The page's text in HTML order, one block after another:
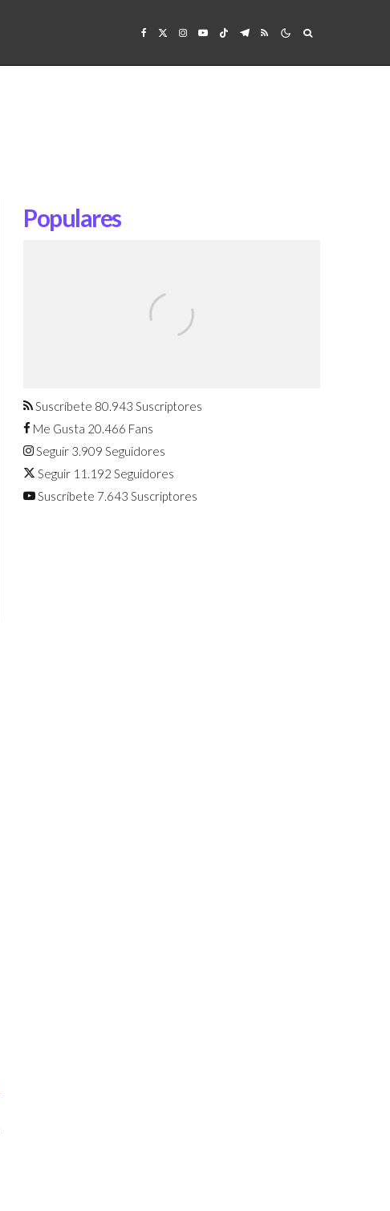
Populares
agosto
Suscríbete 80.943 Suscriptores
Me Gusta 20.466 Fans
Seguir 3.909 Seguidores
Seguir 11.192 Seguidores
Suscríbete 7.643 Suscriptores